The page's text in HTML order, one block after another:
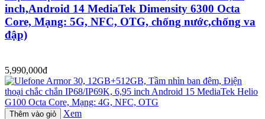
inch,Android 14 MediaTek Dimensity 6300 Octa
Core, Mạng: 5G, NFC, OTG, chống nước,chống va
đập)
5,990,000đ
Thêm vào giỏ Xem